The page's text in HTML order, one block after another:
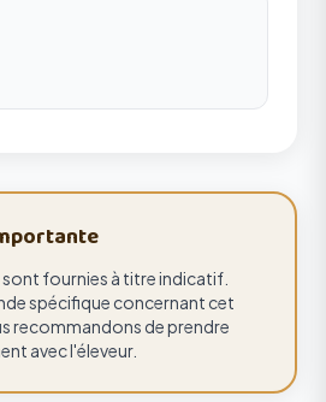
fournies à titre indicatif.
spécifique concernant cet
recommandons de prendre
avec l'éleveur.